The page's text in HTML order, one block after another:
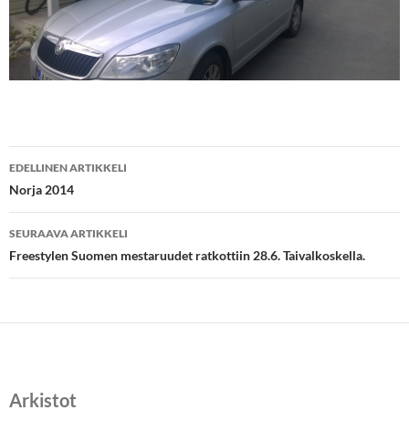
Artikkelien
selaus
EDELLINEN ARTIKKELI
Norja 2014
SEURAAVA ARTIKKELI
Freestylen Suomen mestaruudet ratkottiin 28.6. Taivalkoskella.
Arkistot